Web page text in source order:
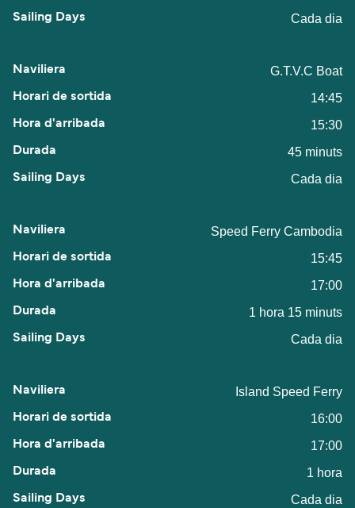
Cada dia
G.T.V.C Boat
14:45
15:30
45 minuts
Cada dia
Speed Ferry Cambodia
15:45
17:00
1 hora 15 minuts
Cada dia
Island Speed Ferry
16:00
17:00
1 hora
Cada dia